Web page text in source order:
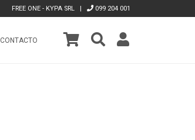
FREE ONE - KYPA SRL | 099 204 001
CONTACTO